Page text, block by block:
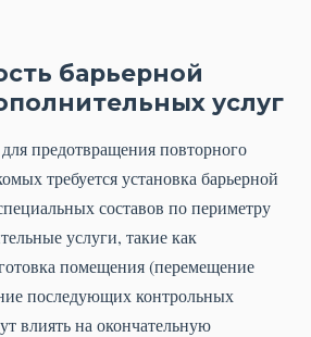
барьерной
услуг
предотвращения повторного
требуется установка барьерной
составов по периметру
услуги, такие как
помещения (перемещение
последующих контрольных
влиять на окончательную